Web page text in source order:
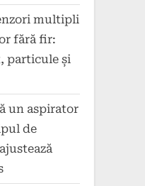
multipli
fără fir:
particule și
un aspirator
de